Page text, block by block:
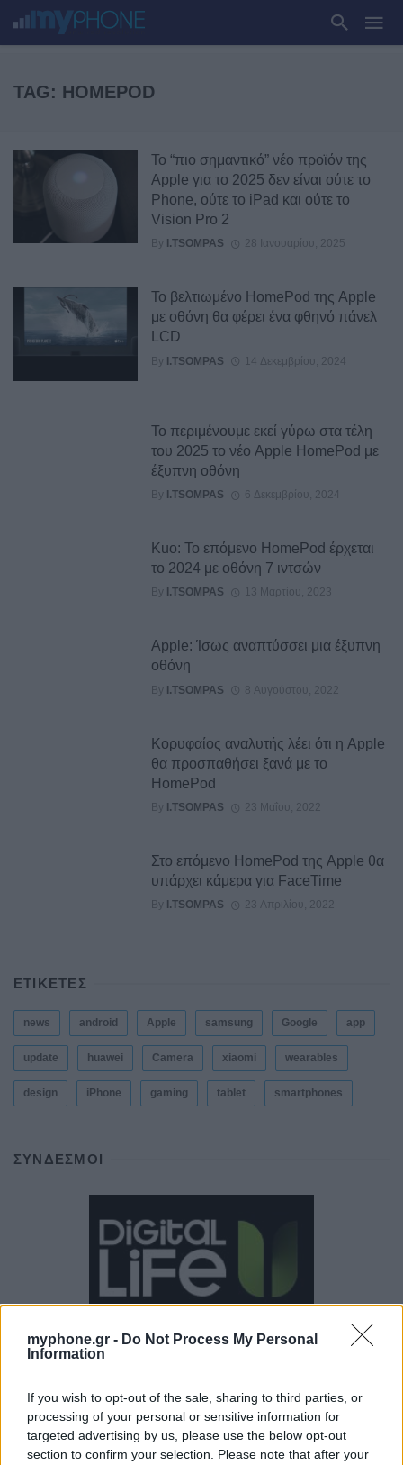
myphone.gr - Do Not Process My Personal
Information
If you wish to opt-out of the sale, sharing to third parties, or
processing of your personal or sensitive information for
targeted advertising by us, please use the below opt-out
section to confirm your selection. Please note that after your
TAG: HOMEPOD
Το “πιο σημαντικό” νέο προϊόν της
Apple για το 2025 δεν είναι ούτε το
Phone, ούτε το iPad και ούτε το
Vision Pro 2
By I.TSOMPAS 28 Ιανουαρίου, 2025
Το βελτιωμένο HomePod της Apple
με οθόνη θα φέρει ένα φθηνό πάνελ
LCD
By I.TSOMPAS 14 Δεκεμβρίου, 2024
Το περιμένουμε εκεί γύρω στα τέλη
του 2025 το νέο Apple HomePod με
έξυπνη οθόνη
By I.TSOMPAS 6 Δεκεμβρίου, 2024
Kuo: Το επόμενο HomePod έρχεται
το 2024 με οθόνη 7 ιντσών
By I.TSOMPAS 13 Μαρτίου, 2023
Apple: Ίσως αναπτύσσει μια έξυπνη
οθόνη
By I.TSOMPAS 8 Αυγούστου, 2022
Κορυφαίος αναλυτής λέει ότι η Apple
θα προσπαθήσει ξανά με το
HomePod
By I.TSOMPAS 23 Μαΐου, 2022
Στο επόμενο HomePod της Apple θα
υπάρχει κάμερα για FaceTime
By I.TSOMPAS 23 Απριλίου, 2022
ΕΤΙΚΕΤΕΣ
news android Apple samsung Google app
update huawei Camera xiaomi wearables
design iPhone gaming tablet smartphones
ΣΎΝΔΕΣΜΟΙ